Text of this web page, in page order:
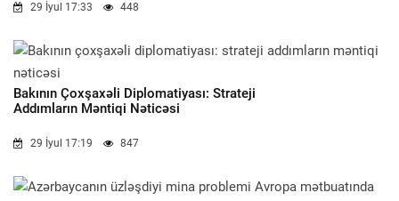
29 İyul 17:33 448
Bakının Çoxşaxəli Diplomatiyası: Strateji
Addımların Məntiqi Nəticəsi
29 İyul 17:19 847